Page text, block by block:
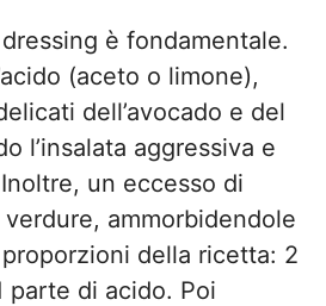
è fondamentale.
(aceto o limone),
dell’avocado e del
l’insalata aggressiva e
un eccesso di
verdure, ammorbidendole
della ricetta: 2
parte di acido. Poi